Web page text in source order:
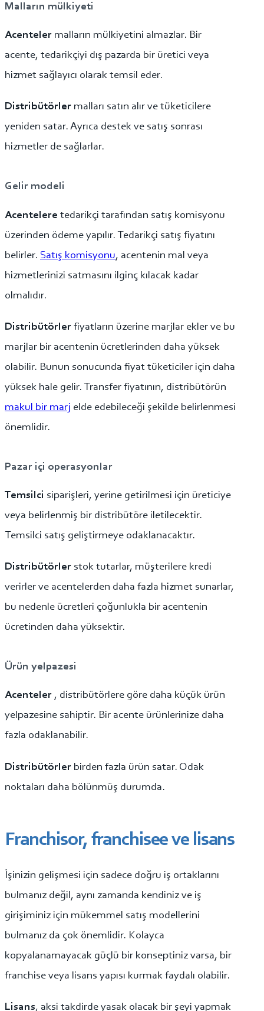
Malların mülkiyeti
Acenteler malların mülkiyetini almazlar. Bir
acente, tedarikçiyi dış pazarda bir üretici veya
hizmet sağlayıcı olarak temsil eder.
Distribütörler malları satın alır ve tüketicilere
yeniden satar. Ayrıca destek ve satış sonrası
hizmetler de sağlarlar.
Gelir modeli
Acentelere tedarikçi tarafından satış komisyonu
üzerinden ödeme yapılır. Tedarikçi satış fiyatını
belirler. Satış komisyonu, acentenin mal veya
hizmetlerinizi satmasını ilginç kılacak kadar
olmalıdır.
Distribütörler fiyatların üzerine marjlar ekler ve bu
marjlar bir acentenin ücretlerinden daha yüksek
olabilir. Bunun sonucunda fiyat tüketiciler için daha
yüksek hale gelir. Transfer fiyatının, distribütörün
makul bir marj elde edebileceği şekilde belirlenmesi
önemlidir.
Pazar içi operasyonlar
Temsilci siparişleri, yerine getirilmesi için üreticiye
veya belirlenmiş bir distribütöre iletilecektir.
Temsilci satış geliştirmeye odaklanacaktır.
Distribütörler stok tutarlar, müşterilere kredi
verirler ve acentelerden daha fazla hizmet sunarlar,
bu nedenle ücretleri çoğunlukla bir acentenin
ücretinden daha yüksektir.
Ürün yelpazesi
Acenteler , distribütörlere göre daha küçük ürün
yelpazesine sahiptir. Bir acente ürünlerinize daha
fazla odaklanabilir.
Distribütörler birden fazla ürün satar. Odak
noktaları daha bölünmüş durumda.
Franchisor, franchisee ve lisans
İşinizin gelişmesi için sadece doğru iş ortaklarını
bulmanız değil, aynı zamanda kendiniz ve iş
girişiminiz için mükemmel satış modellerini
bulmanız da çok önemlidir. Kolayca
kopyalanamayacak güçlü bir konseptiniz varsa, bir
franchise veya lisans yapısı kurmak faydalı olabilir.
Lisans, aksi takdirde yasak olacak bir şeyi yapmak